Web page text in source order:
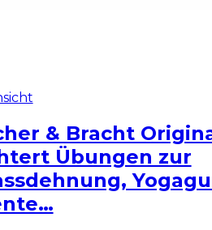
& Bracht
Übungen zur